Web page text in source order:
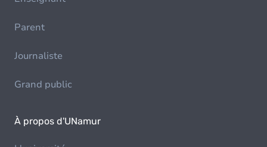
Parent
Journaliste
Grand public
À propos d'UNamur